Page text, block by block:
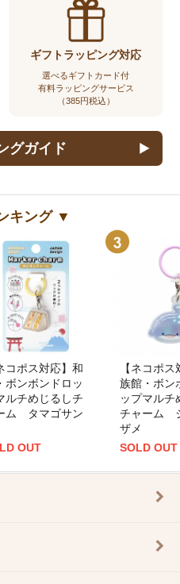
ギフトラッピング対応
選べるギフトカード付
有料ラッピングサービス
（385円税込）
グガイド
キング ▼
コポス対応】和
ボンボンドロッ
ルチめじるしチ
ム タマゴサン
OUT
【ネコポ
族館・ボン
ップマルチ
チャーム
ザメ
SOLD OUT